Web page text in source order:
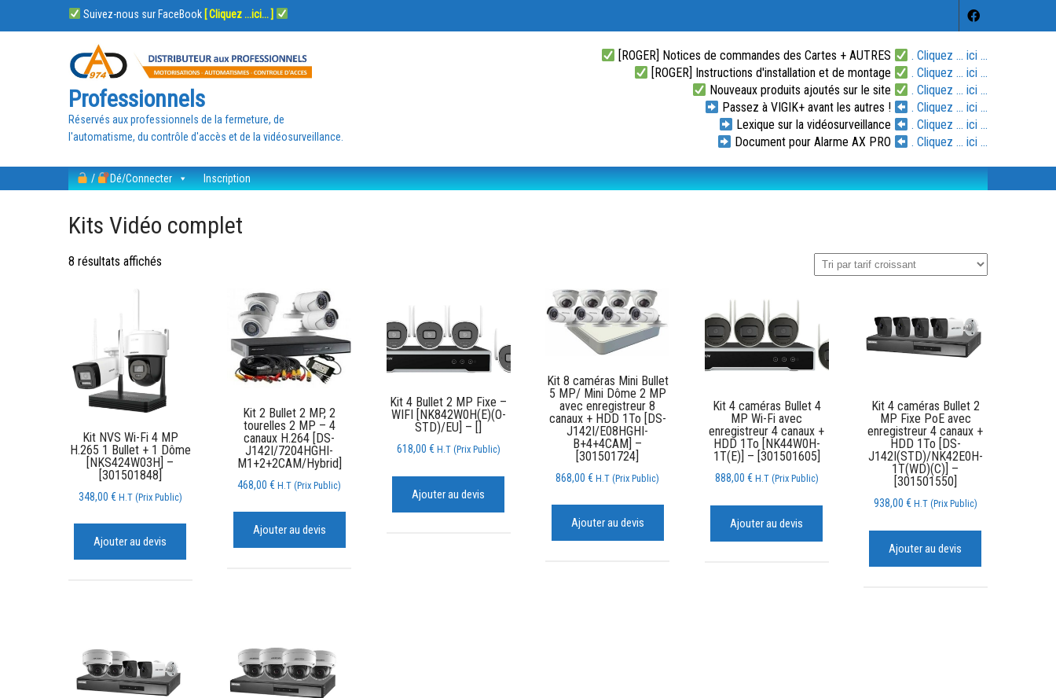
Suivez-nous sur FaceBook [ Cliquez ...ici... ]
Professionnels
Réservés aux professionnels de la fermeture, de
l'automatisme, du contrôle d'accès et de la vidéosurveillance.
[ROGER] Notices de commandes des Cartes + AUTRES
. Cliquez ... ici ...
[ROGER] Instructions d'installation et de montage
. Cliquez ... ici ...
Nouveaux produits ajoutés sur le site
. Cliquez ... ici ...
Passez à VIGIK+ avant les autres !
. Cliquez ... ici ...
Lexique sur la vidéosurveillance
. Cliquez ... ici ...
Document pour Alarme AX PRO
. Cliquez ... ici ...
/ Dé/Connecter Inscription
Kits Vidéo complet
8 résultats affichés
Kit NVS Wi-Fi 4 MP
H.265 1 Bullet + 1 Dôme
[NKS424W03H] –
[301501848]
348,00 € H.T (Prix Public)
Ajouter au devis
Kit 2 Bullet 2 MP, 2
tourelles 2 MP – 4
canaux H.264 [DS-
J142I/7204HGHI-
M1+2+2CAM/Hybrid]
468,00€ H.T (Prix Public)
Ajouter au devis
Kit 4 Bullet 2 MP Fixe –
WIFI [NK842W0H(E)(O-
STD)/EU] – []
618,00 € H.T (Prix Public)
Ajouter au devis
Kit 8 caméras Mini Bullet
5 MP/ Mini Dôme 2 MP
avec enregistreur 8
canaux + HDD 1To [DS-
J142I/E08HGHI-
B+4+4CAM] –
[301501724]
868,00€ H.T (Prix Public)
Ajouter au devis
Kit 4 caméras Bullet 4
MP Wi-Fi avec
enregistreur 4 canaux +
HDD 1To [NK44W0H-
1T(E)] – [301501605]
888,00 € H.T (Prix Public)
Ajouter au devis
Kit 4 caméras Bullet 2
MP Fixe PoE avec
enregistreur 4 canaux +
HDD 1To [DS-
J142I(STD)/NK42E0H-
1T(WD)(C)] –
[301501550]
938,00 € H.T (Prix Public)
Ajouter au devis